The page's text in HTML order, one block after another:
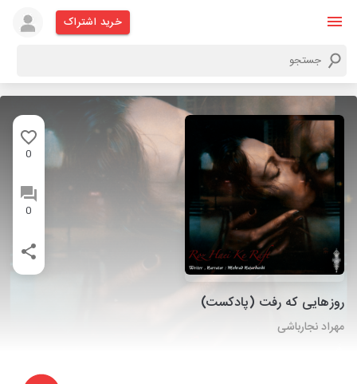
خرید اشتراک
0
0
روزهایی که رفت (پادکست)
مهراد نجارباشی